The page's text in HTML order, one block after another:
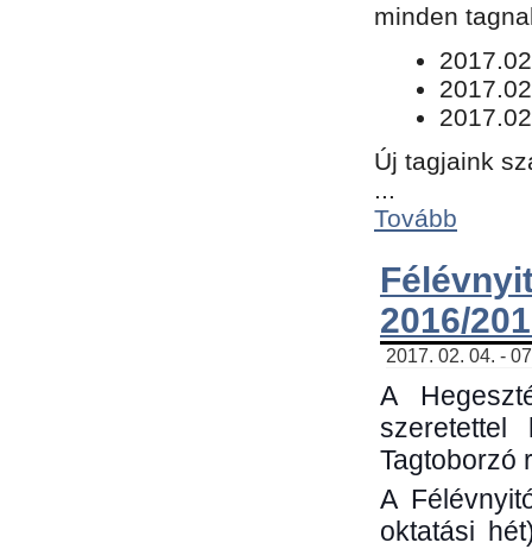
minden
Új tagjaink
...
Tovább
2016/
2017. 02. 04. -
A
Tagtoborzó
A
oktatási